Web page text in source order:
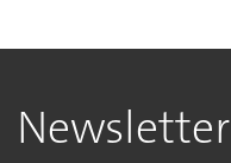
Newsletter